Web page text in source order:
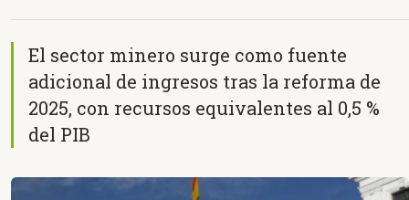
El sector minero surge como fuente
adicional de ingresos tras la reforma de
2025, con recursos equivalentes al 0,5 %
del PIB